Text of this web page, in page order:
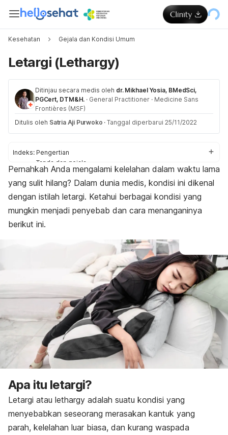
Kesehatan Gejala dan Kondisi Umum
Letargi (Lethargy)
Ditinjau secara medis oleh dr. Mikhael Yosia, BMedSci,
PGCert, DTM&H. · General Practitioner · Medicine Sans
Frontières (MSF)
Ditulis oleh Satria Aji Purwoko · Tanggal diperbarui 25/11/2022
Indeks: Pengertian
Tanda dan gejala
Penyebab
Diagnosis
Pengobatan dan pencegahan
Pernahkah Anda mengalami kelelahan dalam waktu lama
yang sulit hilang? Dalam dunia medis, kondisi ini dikenal
dengan istilah letargi. Ketahui berbagai kondisi yang
mungkin menjadi penyebab dan cara menanganinya
berikut ini.
Apa itu letargi?
Letargi atau lethargy adalah suatu kondisi yang
menyebabkan seseorang merasakan kantuk yang
parah, kelelahan luar biasa, dan kurang waspada